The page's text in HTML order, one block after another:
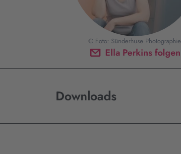
Ella Perkins folgen
© Foto: Sünderhuse Photographie
Downloads